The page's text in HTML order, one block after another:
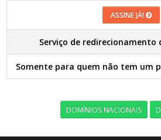
ASSINE JÁ!
Serviço de redirecionamento
Somente para quem não tem um
DOMÍNIOS NACIONAIS